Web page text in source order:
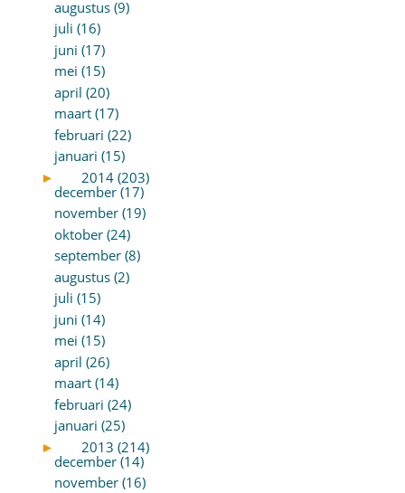
augustus (9)
juli (16)
juni (17)
mei (15)
april (20)
maart (17)
februari (22)
januari (15)
►
2014 (203)
december (17)
november (19)
oktober (24)
september (8)
augustus (2)
juli (15)
juni (14)
mei (15)
april (26)
maart (14)
februari (24)
januari (25)
►
2013 (214)
december (14)
november (16)